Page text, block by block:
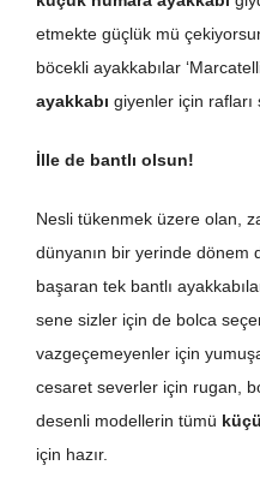
etmekte güçlük mü
böcekli ayakkabılar
ayakkabı giyenler için rafları
İlle de bantlı olsun!
Nesli tükenmek üzere olan,
dünyanın bir yerinde dönem
başaran tek bantlı
sene sizler için de bolca
vazgeçemeyenler için
cesaret severler için rugan,
desenli modellerin tümü
için hazır.